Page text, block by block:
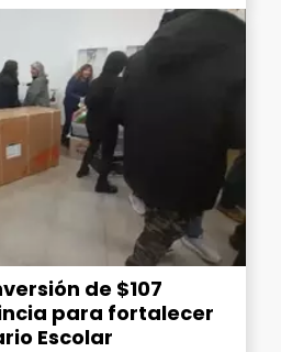
de $107
para fortalecer
Escolar